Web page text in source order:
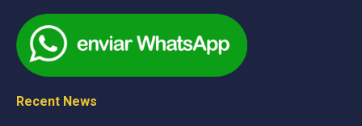
Recent News